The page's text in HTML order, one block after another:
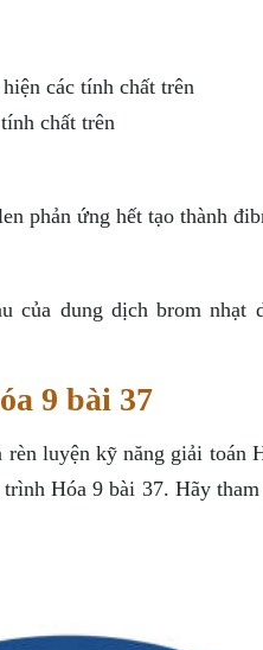
các tính chất trên
chất trên
phản ứng hết tạo thành
của dung dịch brom nhạt
9 bài 37
luyện kỹ năng giải toán
Hóa 9 bài 37. Hãy